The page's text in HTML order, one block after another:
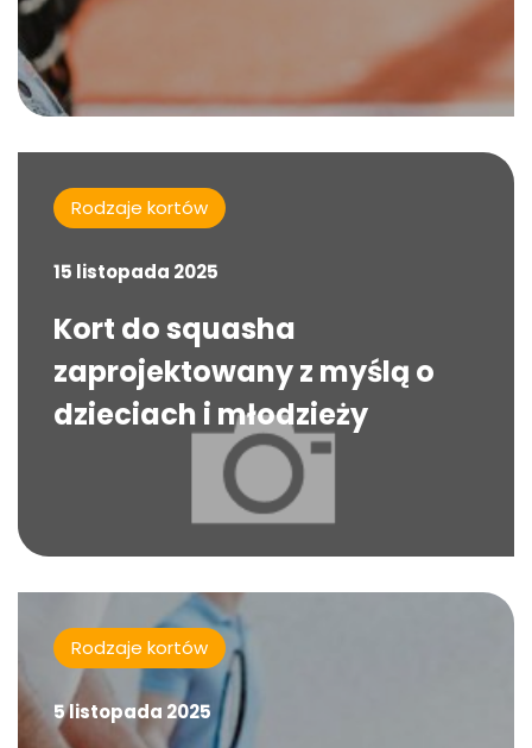
Rodzaje kortów
15 listopada 2025
Kort do squasha
zaprojektowany z myślą o
dzieciach i młodzieży
Rodzaje kortów
5 listopada 2025